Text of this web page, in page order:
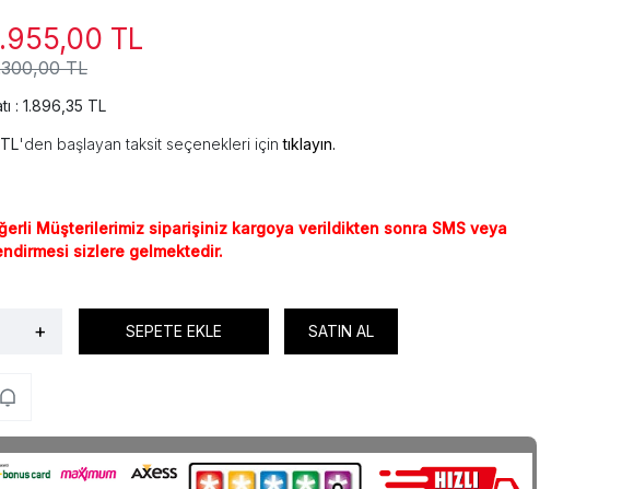
TL
TL
: 1.896,35 TL
'den başlayan taksit seçenekleri içintıklayın.
Müşterilerimiz siparişiniz kargoya verildikten sonra SMS veya
sizlere gelmektedir.
+ SEPETE EKLE SATIN AL